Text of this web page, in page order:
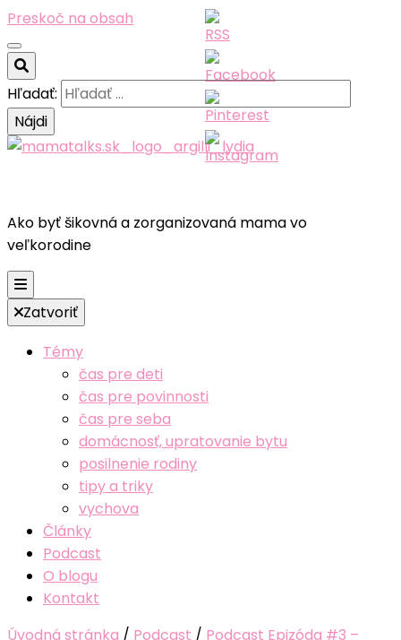
Preskoč na obsah
Hľadať:
Ako byť šikovná a zorganizovaná mama vo
veľkorodine
Zatvoriť
Témy
čas pre deti
čas pre povinnosti
čas pre seba
domácnosť, upratovanie bytu
posilnenie rodiny
tipy a triky
vychova
Články
Podcast
O blogu
Kontakt
Úvodná stránka / Podcast / Podcast Epizóda #3 –